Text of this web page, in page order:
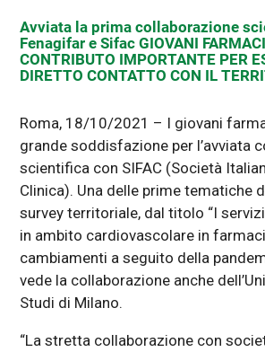
Avviata la prima collaborazione
Fenagifar e Sifac GIOVANI
CONTRIBUTO IMPORTANTE PER
DIRETTO CONTATTO CON IL
Roma, 18/10/2021 – I giovani
grande soddisfazione per l’avviata
scientifica con SIFAC (Società
Clinica). Una delle prime tematiche
survey territoriale, dal titolo “I
in ambito cardiovascolare in
cambiamenti a seguito della
vede la collaborazione anche
Studi di Milano.
“La stretta collaborazione con